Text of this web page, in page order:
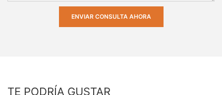
ENVIAR CONSULTA AHORA
TE PODRÍA GUSTAR